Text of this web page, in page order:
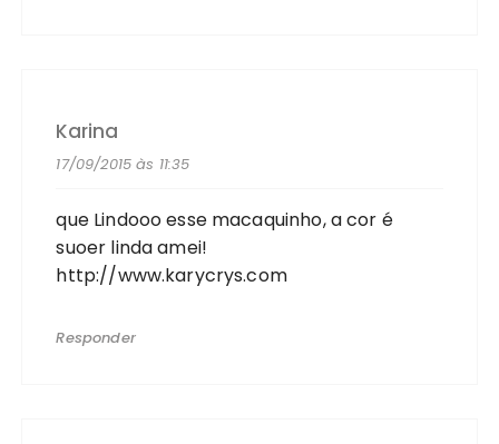
Karina
17/09/2015 às 11:35
que Lindooo esse macaquinho, a cor é
suoer linda amei!
http://www.karycrys.com
Responder